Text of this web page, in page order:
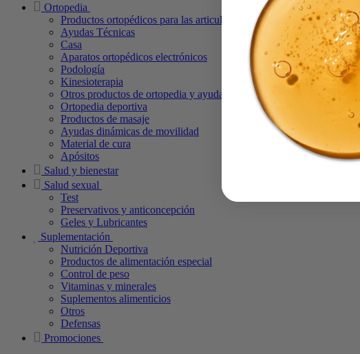
Ortopedia
Productos ortopédicos para las articulaciones
Ayudas Técnicas
Casa
Aparatos ortopédicos electrónicos
Podología
Kinesioterapia
Otros productos de ortopedia y ayudas técnicas
Ortopedia deportiva
Productos de masaje
Ayudas dinámicas de movilidad
Material de cura
Apósitos
Salud y bienestar
Salud sexual
Test
Preservativos y anticoncepción
Geles y Lubricantes
Suplementación
Nutrición Deportiva
Productos de alimentación especial
Control de peso
Vitaminas y minerales
Suplementos alimenticios
Otros
Defensas
Promociones